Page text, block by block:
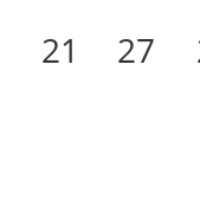
21 27